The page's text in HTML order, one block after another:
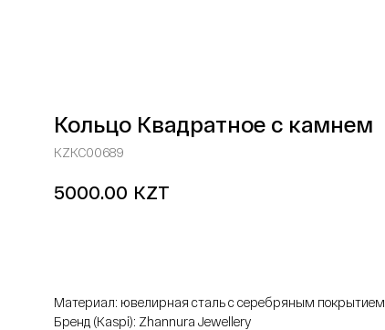
Кольцо Квадратное с камнем
KZKC00689
5000.00 KZT
Материал: ювелирная сталь с серебряным покрытием
Бренд (Kaspi): Zhannura Jewellery